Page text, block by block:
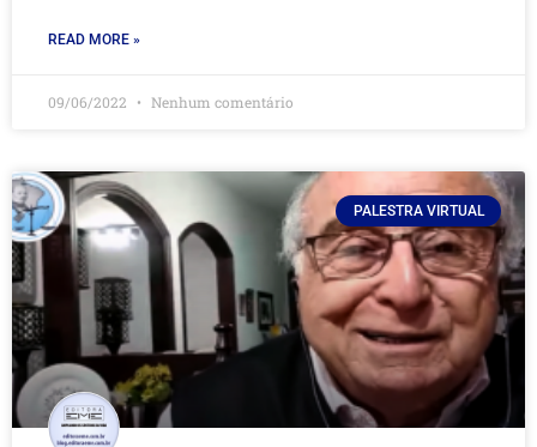
READ MORE »
09/06/2022 Nenhum comentário
PALESTRA VIRTUAL